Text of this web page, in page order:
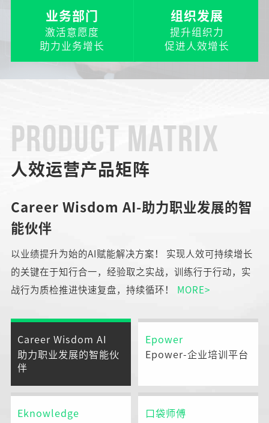
业务部门
激活意愿度
助力业务增长
组织发展
提升组织力
促进人效增长
PRODUCT MATRIX
人效运营产品矩阵
Career Wisdom AI-助力职业发展的智
能伙伴
以业绩提升为始的AI赋能解决方案！ 实现人效可持续增长
的关键在于知行合一，经验取之实战，训练行于行动，实
战行为质检推进快速复盘，持续循环！
MORE>
Career Wisdom AI
助力职业发展的智能伙
伴
Epower
Epower-企业培训平台
Eknowledge
口袋师傅